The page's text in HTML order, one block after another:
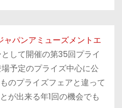
ャパンアミューズメントエ
して開催の第35回プライ
予定のプライズ中心に公
のプライズフェアと違って
が出来る年1回の機会でも